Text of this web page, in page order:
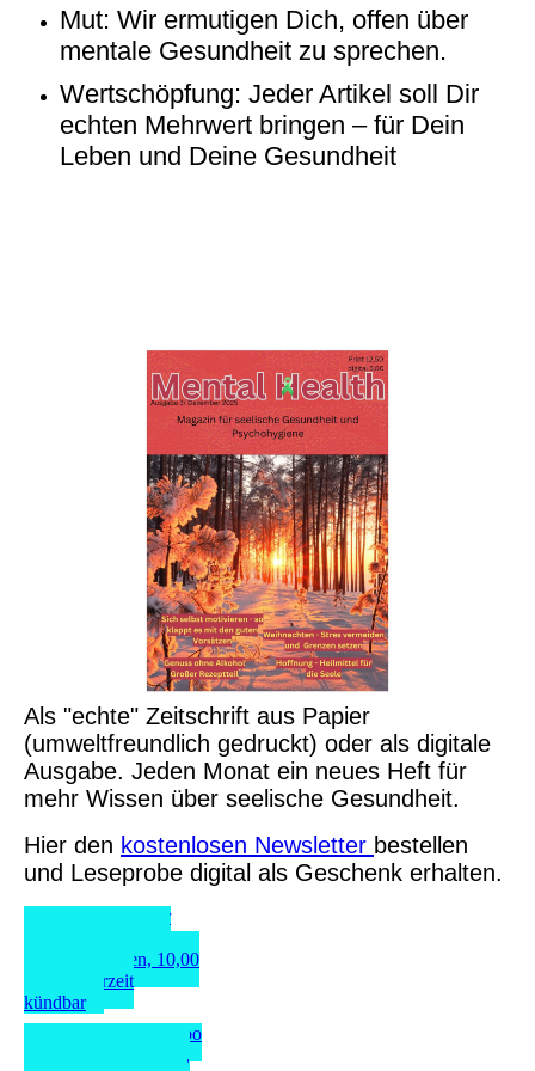
Mut: Wir ermutigen Dich, offen über
mentale Gesundheit zu sprechen.
Wertschöpfung: Jeder Artikel soll Dir
echten Mehrwert bringen – für Dein
Leben und Deine Gesundheit
Als "echte" Zeitschrift aus Papier
(umweltfreundlich gedruckt) oder als digitale
Ausgabe. Jeden Monat ein neues Heft für
mehr Wissen über seelische Gesundheit.
Hier den kostenlosen Newsletter bestellen
und Leseprobe digital als Geschenk erhalten.
Hier das Abo der
PayPal bestellen, 10,00
Euro, jederzeit
kündbar
Hier das digitale Abo
über PayPal bestellen,